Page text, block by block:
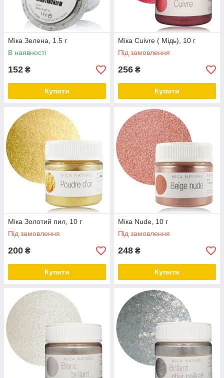
Міка Зелена, 1.5 г
В наявності
152 ₴
Купити
Міка Cuivre ( Мідь), 10 г
Під замовлення
256 ₴
Купити
Міка Золотий пил, 10 г
Під замовлення
200 ₴
Купити
Міка Nude, 10 г
Під замовлення
248 ₴
Купити